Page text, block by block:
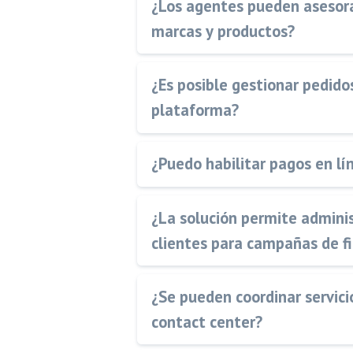
¿Los agentes pueden
marcas y productos?
¿Es posible gestionar
plataforma?
¿Puedo habilitar pagos en
¿La solución permite
clientes para campañas de
¿Se pueden coordinar
contact center?